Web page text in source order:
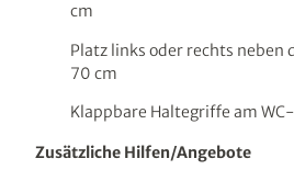
cm
Platz links oder rechts neben
70 cm
Klappbare Haltegriffe am
Zusätzliche Hilfen/Angebote